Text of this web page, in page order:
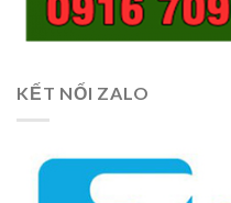
KẾT NỐI ZALO